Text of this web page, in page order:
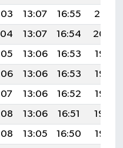
13:07 16:55
20:01
13:07 16:54
20:00
13:06 16:53
19:58
13:06 16:53
19:57
13:06 16:52
19:55
13:06 16:51
19:54
13:05 16:50
19:52